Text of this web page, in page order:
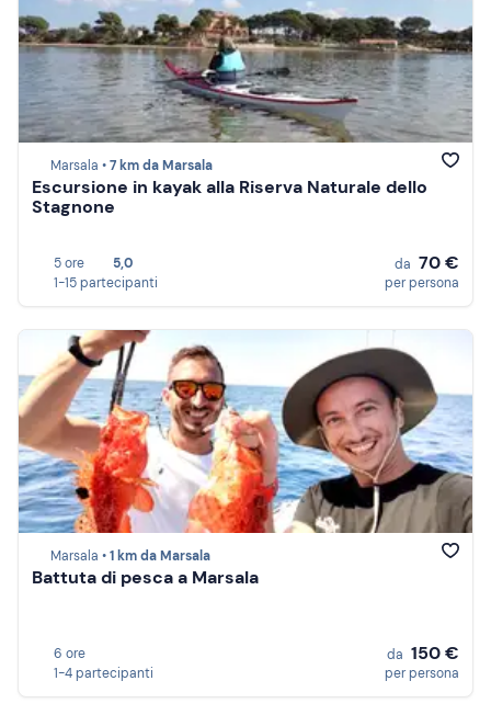
Marsala •7 km da Marsala
Escursione in kayak alla Riserva Naturale dello
Stagnone
5 ore
5,0
1-15 partecipanti
da 70 €
per persona
Marsala •1 km da Marsala
Battuta di pesca a Marsala
6 ore
1-4 partecipanti
da 150 €
per persona